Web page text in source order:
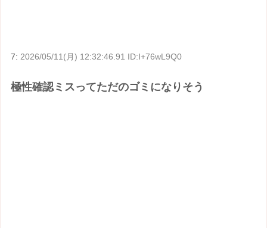
7: 2026/05/11(月) 12:32:46.91 ID:I+76wL9Q0
極性確認ミスってただのゴミになりそう